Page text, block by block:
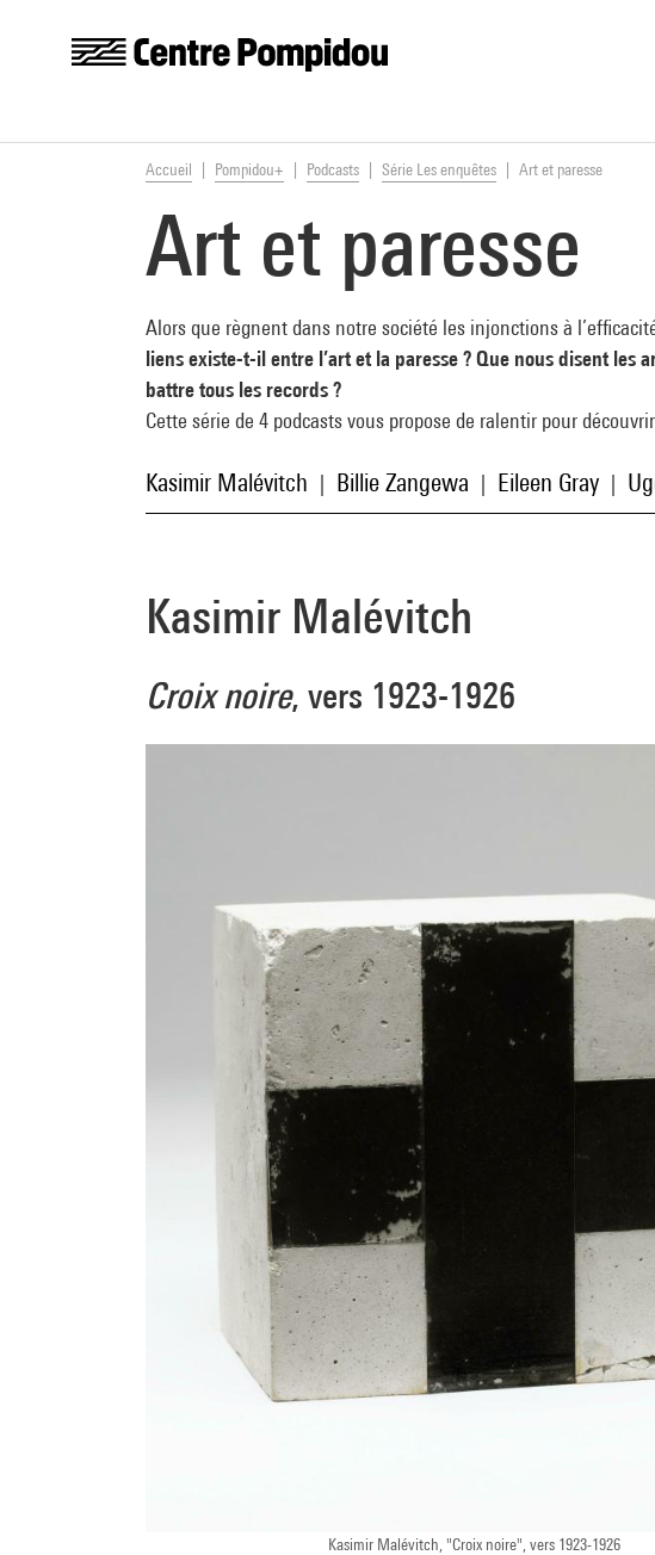
Aller au contenu principal
Vous êtes ici:
Accueil Pompidou+ Podcasts Série Les enquêtes Art et paresse
Art et paresse
Alors que règnent dans notre société les injonctions à
liens existe-t-il entre l’art et la paresse ? Que nous disent
battre tous les records ?
Cette série de 4 podcasts vous propose de ralentir pour
Kasimir Malévitch Billie Zangewa Eileen Gray
Kasimir Malévitch
Croix noire, vers 1923-1926
Kasimir Malévitch, "Croix noire", vers 1923-1926